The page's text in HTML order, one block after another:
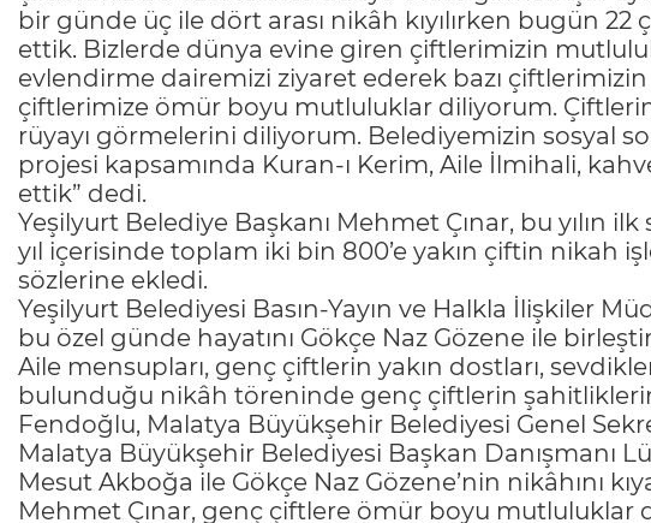
bir günde üç ile dört arası nikâh kıyılırken bugün
ettik. Bizlerde dünya evine giren çiftlerimizin
evlendirme dairemizi ziyaret ederek bazı çiftlerimizin
çiftlerimize ömür boyu mutluluklar diliyorum.
rüyayı görmelerini diliyorum. Belediyemizin sosyal
projesi kapsamında Kuran-ı Kerim, Aile İlmihali,
ettik” dedi.
Yeşilyurt Belediye Başkanı Mehmet Çınar, bu yılın
yıl içerisinde toplam iki bin 800’e yakın çiftin nikah
sözlerine ekledi.
Yeşilyurt Belediyesi Basın-Yayın ve Halkla İlişkiler
bu özel günde hayatını Gökçe Naz Gözene ile
Aile mensupları, genç çiftlerin yakın dostları,
bulunduğu nikâh töreninde genç çiftlerin
Fendoğlu, Malatya Büyükşehir Belediyesi Genel
Malatya Büyükşehir Belediyesi Başkan Danışmanı
Mesut Akboğa ile Gökçe Naz Gözene’nin nikâhını
Mehmet Çınar, genç çiftlere ömür boyu mutluluklar